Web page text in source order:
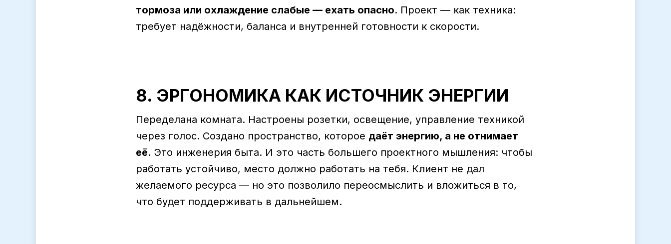
тормоза или охлаждение слабые — ехать опасно. Проект — как техника:
требует надёжности, баланса и внутренней готовности к скорости.
8. ЭРГОНОМИКА КАК ИСТОЧНИК ЭНЕРГИИ
Переделана комната. Настроены розетки, освещение, управление техникой
через голос. Создано пространство, которое даёт энергию, а не отнимает
её. Это инженерия быта. И это часть большего проектного мышления: чтобы
работать устойчиво, место должно работать на тебя. Клиент не дал
желаемого ресурса — но это позволило переосмыслить и вложиться в то,
что будет поддерживать в дальнейшем.